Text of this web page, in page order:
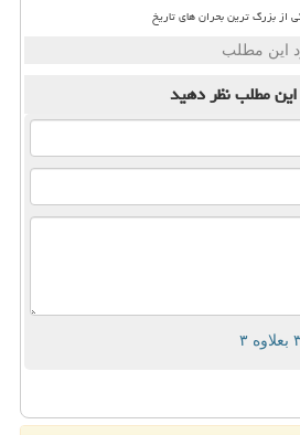
از بزرگ ترین بحران های تاریخ
این مطلب
مطلبنظر دهید